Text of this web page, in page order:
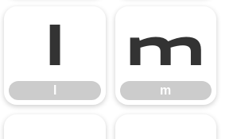
l m
m